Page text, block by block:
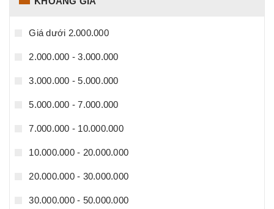
Giá dưới 2.000.000
2.000.000 - 3.000.000
3.000.000 - 5.000.000
5.000.000 - 7.000.000
7.000.000 - 10.000.000
10.000.000 - 20.000.000
20.000.000 - 30.000.000
30.000.000 - 50.000.000